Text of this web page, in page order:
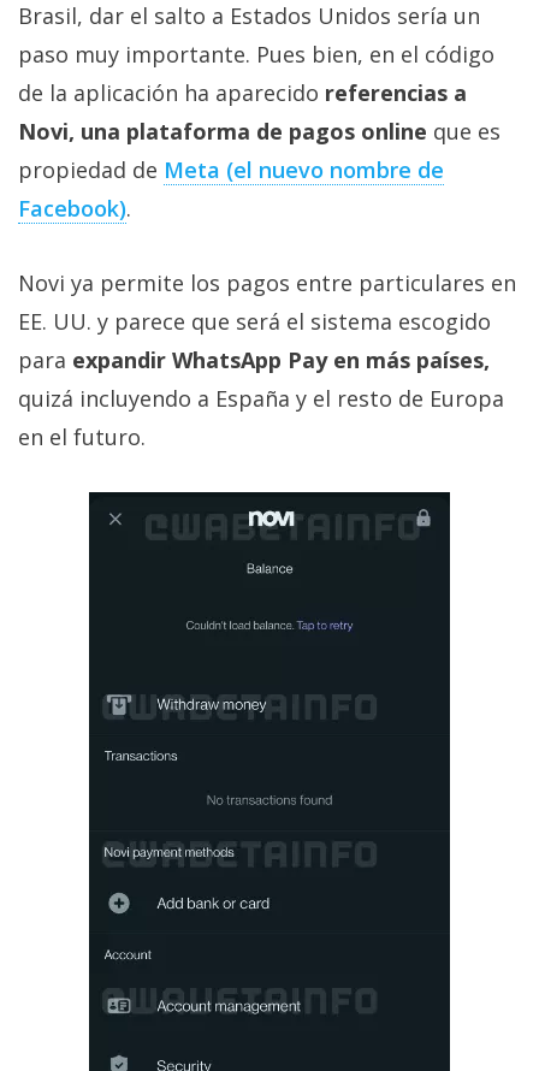
Contacto
/
Sobre
nosotros
/
Publicidad
/
Cambiar
de
privacidad
/
Legal
digital donde
informática,
comparativas,
Informático
Algunos
.
Brasil, dar el salto a Estados Unidos sería un
paso muy importante. Pues bien, en el código
de la aplicación ha aparecido referencias a
Novi, una plataforma de pagos online que es
propiedad de Meta (el nuevo nombre de
Facebook).
Novi ya permite los pagos entre particulares en
EE. UU. y parece que será el sistema escogido
para expandir WhatsApp Pay en más países,
quizá incluyendo a España y el resto de Europa
en el futuro.